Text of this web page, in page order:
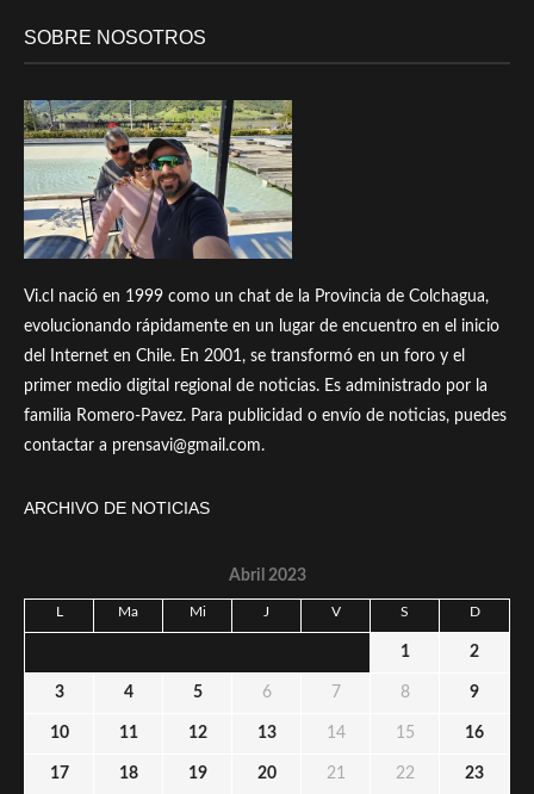
SOBRE NOSOTROS
Vi.cl nació en 1999 como un chat de la Provincia de Colchagua,
evolucionando rápidamente en un lugar de encuentro en el inicio
del Internet en Chile. En 2001, se transformó en un foro y el
primer medio digital regional de noticias. Es administrado por la
familia Romero-Pavez. Para publicidad o envío de noticias, puedes
contactar a prensavi@gmail.com.
ARCHIVO DE NOTICIAS
Abril 2023
L Ma Mi J V S D
1 2
3 4 5 6 7 8 9
10 11 12 13 14 15 16
17 18 19 20 21 22 23